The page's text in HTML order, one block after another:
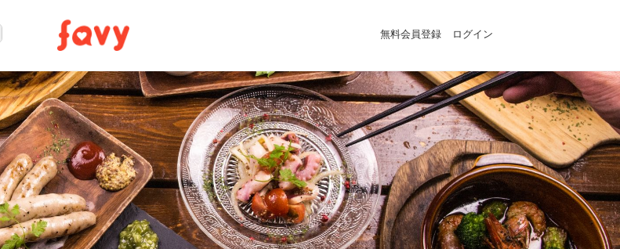
無料会員登録 ログイン